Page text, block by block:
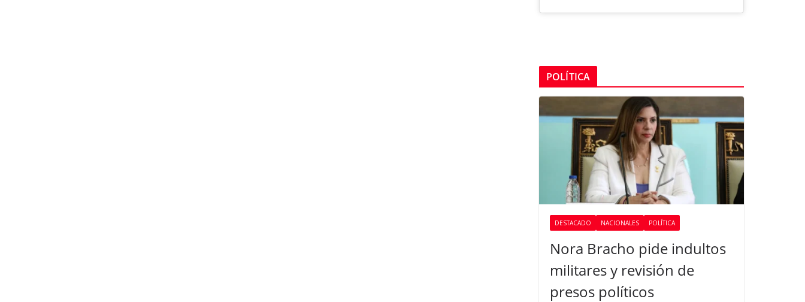
POLÍTICA
DESTACADO NACIONALES POLÍTICA
Nora Bracho pide indultos
militares y revisión de
presos políticos